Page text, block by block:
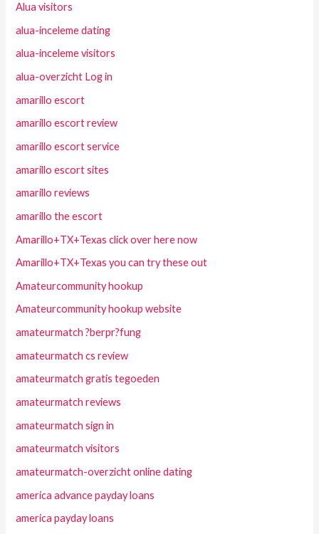
Alua visitors
alua-inceleme dating
alua-inceleme visitors
alua-overzicht Log in
amarillo escort
amarillo escort review
amarillo escort service
amarillo escort sites
amarillo reviews
amarillo the escort
Amarillo+TX+Texas click over here now
Amarillo+TX+Texas you can try these out
Amateurcommunity hookup
Amateurcommunity hookup website
amateurmatch ?berpr?fung
amateurmatch cs review
amateurmatch gratis tegoeden
amateurmatch reviews
amateurmatch sign in
amateurmatch visitors
amateurmatch-overzicht online dating
america advance payday loans
america payday loans